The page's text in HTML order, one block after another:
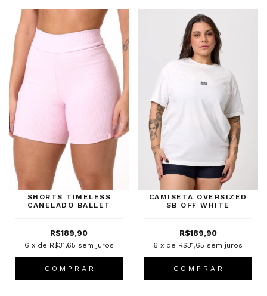
SHORTS TIMELESS
CANELADO BALLET
R$189,90
6 x de R$31,65 sem juros
C O M P R A R
CAMISETA OVERSIZED
SB OFF WHITE
R$189,90
6 x de R$31,65 sem juros
C O M P R A R